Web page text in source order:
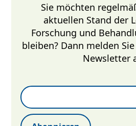
Sie möchten
aktuellen Stand der
Forschung und
bleiben? Dann melden
Newsletter